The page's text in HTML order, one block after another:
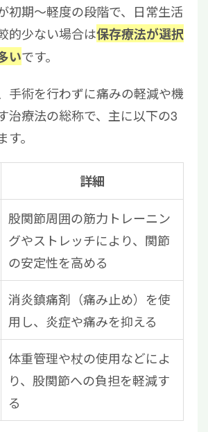
初期〜軽度の段階で、日常生活
的少ない場合は保存療法が選択
いです。
手術を行わずに痛みの軽減や機
治療法の総称で、主に以下の3
。
詳細
股関節周囲の筋力トレーニン
グやストレッチにより、関節
の安定性を高める
消炎鎮痛剤（痛み止め）を使
用し、炎症や痛みを抑える
体重管理や杖の使用などによ
り、股関節への負担を軽減す
る